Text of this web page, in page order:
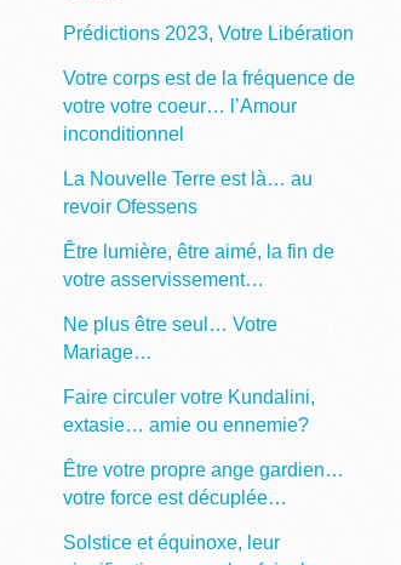
Prédictions 2023, Votre Libération
Votre corps est de la fréquence de
votre votre coeur… l’Amour
inconditionnel
La Nouvelle Terre est là… au
revoir Ofessens
Être lumière, être aimé, la fin de
votre asservissement…
Ne plus être seul… Votre
Mariage…
Faire circuler votre Kundalini,
extasie… amie ou ennemie?
Être votre propre ange gardien…
votre force est décuplée…
Solstice et équinoxe, leur